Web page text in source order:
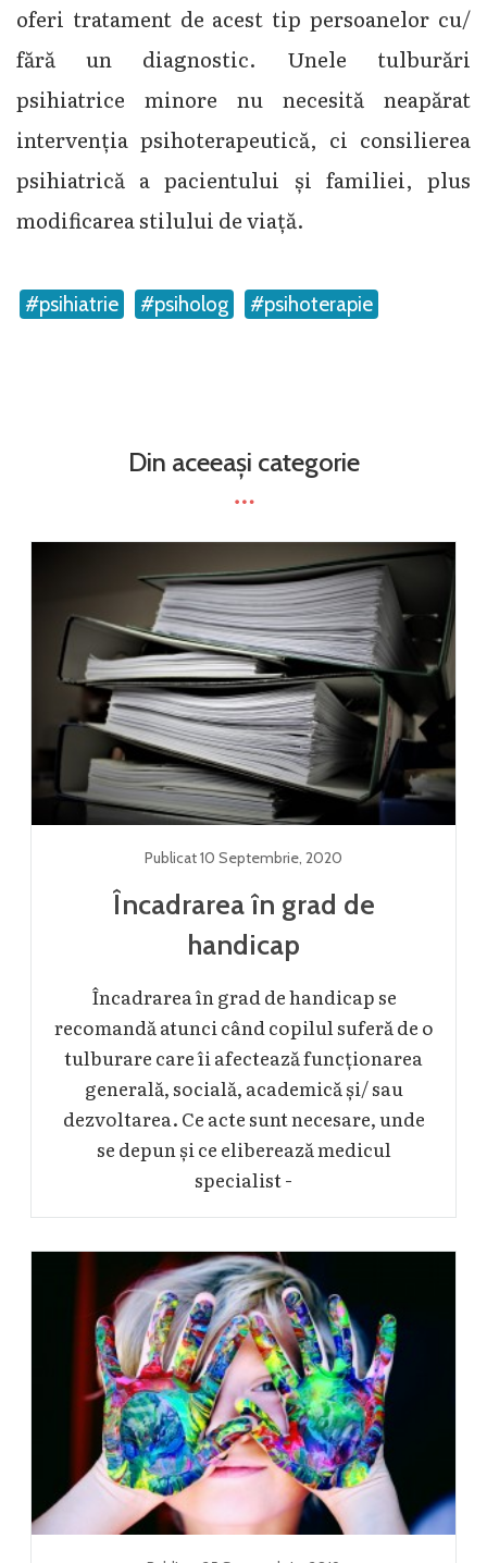
oferi tratament de acest tip persoanelor cu/
fără un diagnostic. Unele tulburări
psihiatrice minore nu necesită neapărat
intervenția psihoterapeutică, ci consilierea
psihiatrică a pacientului și familiei, plus
modificarea stilului de viață.
#psihiatrie #psiholog #psihoterapie
Din aceeași categorie
Publicat10 Septembrie, 2020
Încadrarea în grad de
handicap
Încadrarea în grad de handicap se
recomandă atunci când copilul suferă de o
tulburare care îi afectează funcționarea
generală, socială, academică și/ sau
dezvoltarea. Ce acte sunt necesare, unde
se depun și ce eliberează medicul
specialist -